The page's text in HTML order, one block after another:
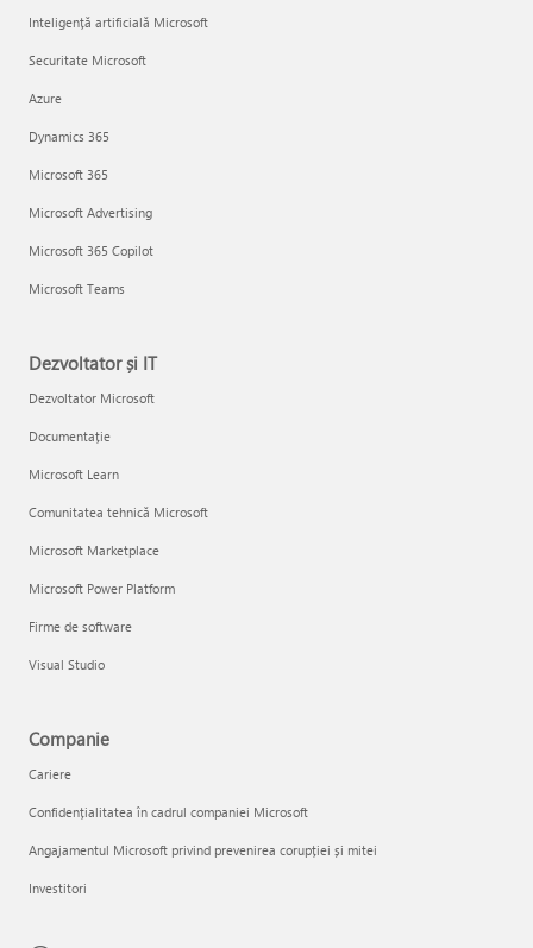
Inteligență artificială Microsoft
Securitate Microsoft
Azure
Dynamics 365
Microsoft 365
Microsoft Advertising
Microsoft 365 Copilot
Microsoft Teams
Dezvoltator și IT
Dezvoltator Microsoft
Documentație
Microsoft Learn
Comunitatea tehnică Microsoft
Microsoft Marketplace
Microsoft Power Platform
Firme de software
Visual Studio
Companie
Cariere
Confidențialitatea în cadrul companiei Microsoft
Angajamentul Microsoft privind prevenirea corupției și mitei
Investitori